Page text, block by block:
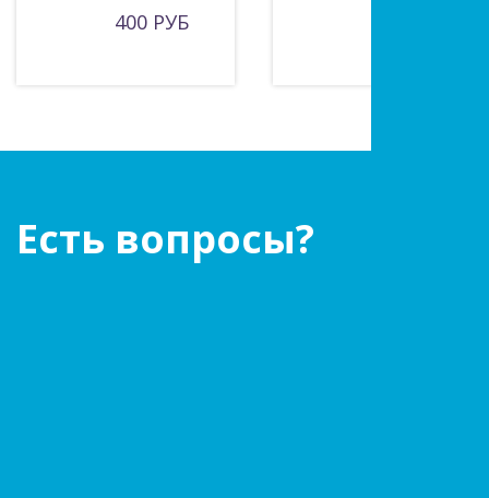
400 РУБ
Есть вопросы?